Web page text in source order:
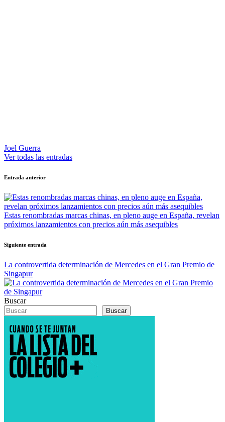
Joel Guerra
Ver todas las entradas
Navegación
de
entradas
Entrada anterior
Estas renombradas marcas chinas, en pleno auge en España, revelan
próximos lanzamientos con precios aún más asequibles
Siguiente entrada
La controvertida determinación de Mercedes en el Gran Premio de
Singapur
Buscar
Buscar